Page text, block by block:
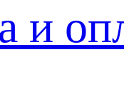
и